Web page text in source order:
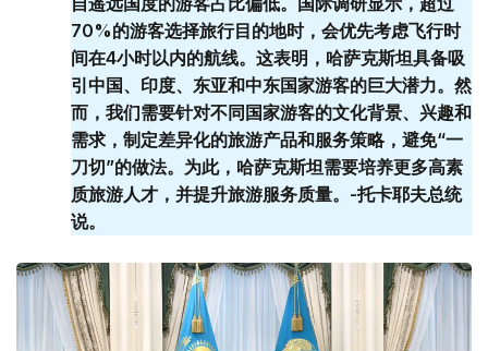
70%的游客选择旅行目的地时，会优先考虑飞行时
间在4小时以内的航线。这表明，哈萨克斯坦具备吸
引中国、印度、东亚和中东国家游客的巨大潜力。然
而，我们需要针对不同国家游客的文化背景、兴趣和
需求，制定差异化的旅游产品和服务策略，避免“一
刀切”的做法。为此，哈萨克斯坦需要培养更多高素
质旅游人才，并提升旅游服务质量。-托卡耶夫总统
说。